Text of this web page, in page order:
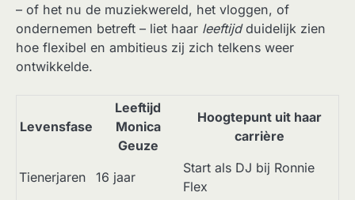
– of het nu de muziekwereld, het vloggen, of
ondernemen betreft – liet haar leeftijdduidelijk zien
hoe flexibel en ambitieus zij zich telkens weer
ontwikkelde.
Levensfase
Leeftijd
Monica
Geuze
Hoogtepunt uit haar
carrière
Tienerjaren 16 jaar
Start als DJ bij Ronnie
Flex